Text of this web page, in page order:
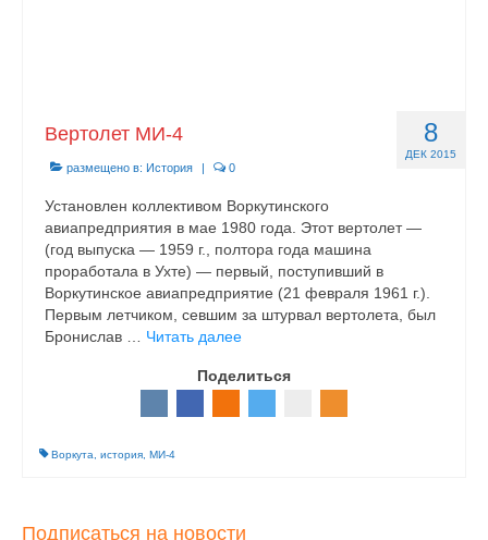
8
ДЕК 2015
Вертолет МИ-4
размещено в: История | 0
Установлен коллективом Воркутинского
авиапредприятия в мае 1980 года. Этот вертолет —
(год выпуска — 1959 г., полтора года машина
проработала в Ухте) — первый, поступивший в
Воркутинское авиа­предприятие (21 февраля 1961 г.).
Первым летчиком, севшим за штурвал вертолета, был
Бронислав … Читать далее
Поделиться
Воркута история МИ-4
Подписаться на новости